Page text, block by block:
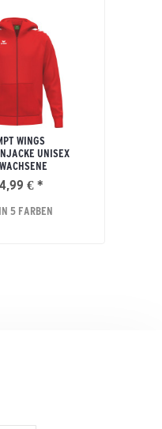
WINGS
UNISEX
€ *
IN 5 FARBEN